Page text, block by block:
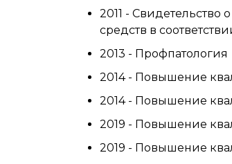
2011 -
средств в
2013 - Профпатология
2014 - Повышение
2014 - Повышение
2019 - Повышение
2019 - Повышение